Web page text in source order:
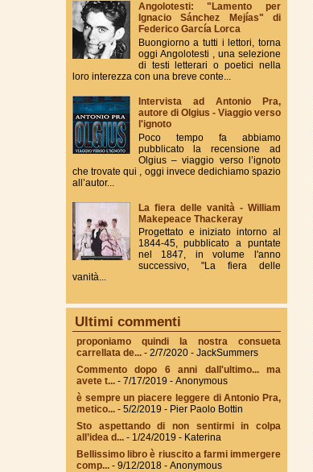
Angolotesti: "Lamento per
Ignacio Sánchez Mejías" di
Federico García Lorca
Buongiorno a tutti i lettori, torna
oggi Angolotesti , una selezione
di testi letterari o poetici nella
loro interezza con una breve conte...
Intervista ad Antonio Pra,
autore di Olgius - Viaggio verso
l'ignoto
Poco tempo fa abbiamo
pubblicato la recensione ad
Olgius – viaggio verso l’ignoto
che trovate qui , oggi invece dedichiamo spazio
all’autor...
La fiera delle vanità - William
Makepeace Thackeray
Progettato e iniziato intorno al
1844-45, pubblicato a puntate
nel 1847, in volume l'anno
successivo, "La fiera delle
vanità...
Ultimi commenti
proponiamo quindi la nostra consueta
carrellata de... - 2/7/2020 - JackSummers
Commento dopo 6 anni dall'ultimo... ma
avete t... - 7/17/2019 - Anonymous
è sempre un piacere leggere di Antonio Pra,
metico... - 5/2/2019 - Pier Paolo Bottin
Sto aspettando di non sentirmi in colpa
all’idea d... - 1/24/2019 - Katerina
Bellissimo libro è riuscito a farmi immergere
comp... - 9/12/2018 - Anonymous